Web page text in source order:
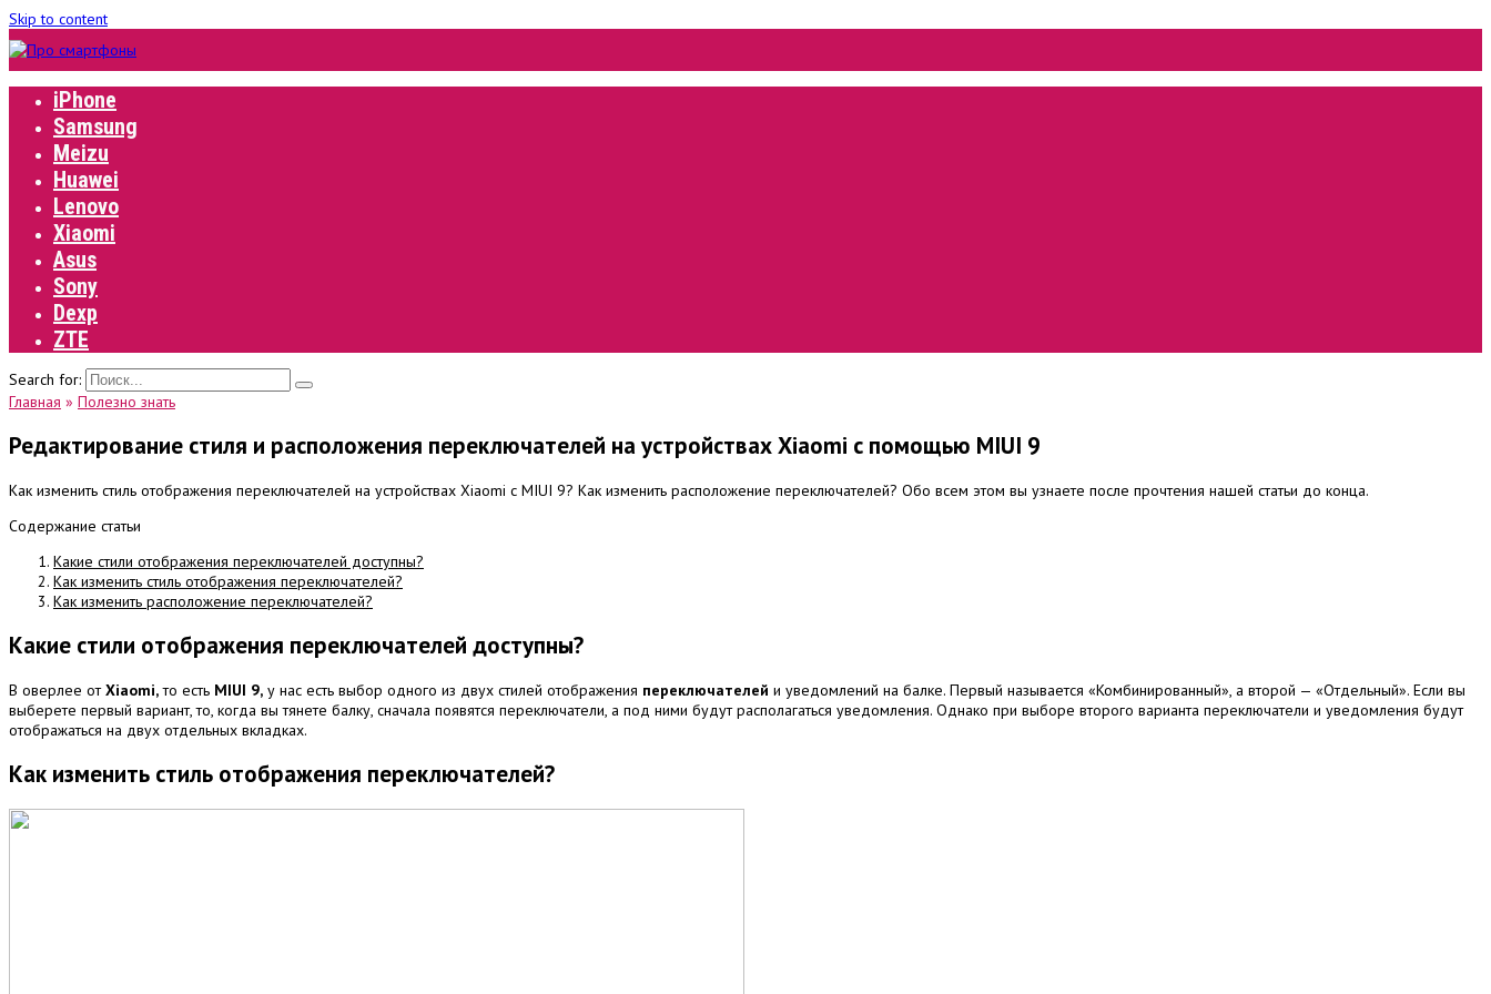
Skip to content
iPhone
Samsung
Meizu
Huawei
Lenovo
Xiaomi
Asus
Sony
Dexp
ZTE
Search for:
Главная » Полезно знать
Редактирование стиля и расположения переключателей на устройствах Xiaomi с помощью MIUI 9
Как изменить стиль отображения переключателей на устройствах Xiaomi с MIUI 9? Как изменить расположение переключателей? Обо всем этом вы узнаете после прочтения нашей статьи до конца.
Содержание статьи
Какие стили отображения переключателей доступны?
Как изменить стиль отображения переключателей?
Как изменить расположение переключателей?
Какие стили отображения переключателей доступны?
В оверлее отXiaomi,то есть MIUI 9, у нас есть выбор одного из двух стилей отображения переключателей и уведомлений на балке. Первый называется «Комбинированный», а второй — «Отдельный». Если вы
выберете первый вариант, то, когда вы тянете балку, сначала появятся переключатели, а под ними будут располагаться уведомления. Однако при выборе второго варианта переключатели и уведомления будут
отображаться на двух отдельных вкладках.
Как изменить стиль отображения переключателей?